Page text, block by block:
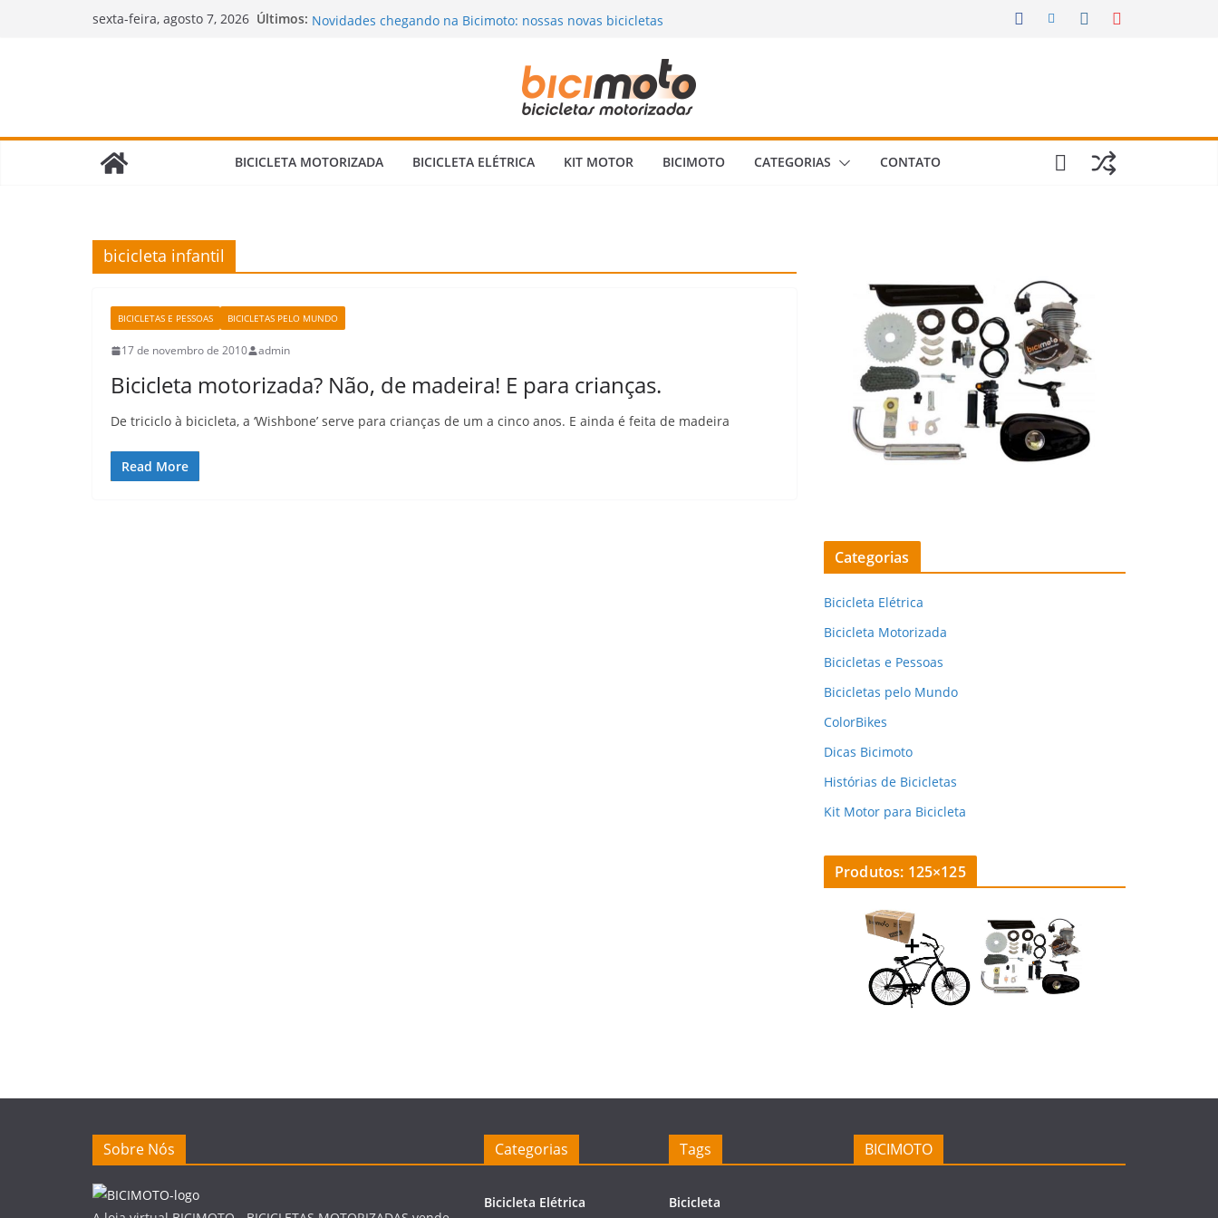
sexta-feira, agosto 7, 2026 Últimos: Oficialmente chegou! Kit Motor 80cc da Bicimoto 2023
Novidades chegando na Bicimoto: nossas novas bicicletas
🌧️ Bicimoto na Chuva? Dicas para andar com segurança 🌧️
Bicicleta Motorizada: Vale a Pena Mesmo? Descubra a
🛠️ Revisão da Bicicleta Motorizada 2 Tempos: Quando
Fazer e Quais Itens Verificar?
BICICLETA MOTORIZADA
BICICLETA ELÉTRICA KIT MOTOR BICIMOTO CATEGORIAS CONTATO
bicicleta infantil
BICICLETAS E PESSOAS BICICLETAS PELO MUNDO
17 de novembro de 2010 admin
Bicicleta motorizada? Não, de madeira! E para crianças.
De triciclo à bicicleta, a ‘Wishbone’ serve para crianças de um a cinco anos. E ainda é feita de madeira
Read More
Categorias
Bicicleta Elétrica
Bicicleta Motorizada
Bicicletas e Pessoas
Bicicletas pelo Mundo
ColorBikes
Dicas Bicimoto
Histórias de Bicicletas
Kit Motor para Bicicleta
Produtos: 125×125
Sobre Nós Categorias
Bicicleta Elétrica
Tags
Bicicleta
BICIMOTO